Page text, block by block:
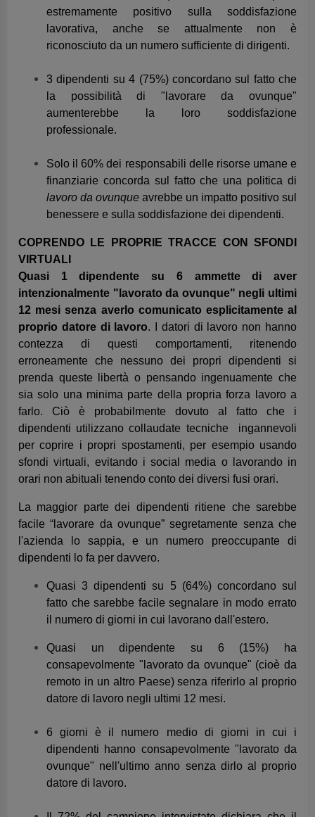
professionale.
Solo il 60% dei responsabili delle risorse umane e
lavoro da ovunque avrebbe un impatto positivo sul
benessere e sulla soddisfazione dei dipendenti.
COPRENDO LE PROPRIE TRACCE CON SFONDI
Quasi 1 dipendente su 6 ammette di aver
intenzionalmente "lavorato da ovunque" negli ultimi
12 mesi senza averlo comunicato esplicitamente al
proprio datore di lavoro
. I datori di lavoro non hanno
erroneamente che nessuno dei propri dipendenti si
prenda queste libertà o pensando ingenuamente che
sia solo una minima parte della propria forza lavoro a
farlo. Ciò è probabilmente dovuto al fatto che i
dipendenti utilizzano collaudate tecniche ingannevoli
per coprire i propri spostamenti, per esempio usando
sfondi virtuali, evitando i social media o lavorando in
orari non abituali tenendo conto dei diversi fusi orari.
La maggior parte dei dipendenti ritiene che sarebbe
facile “lavorare da ovunque” segretamente senza che
l'azienda lo sappia, e un numero preoccupante di
dipendenti lo fa per davvero.
Quasi 3 dipendenti su 5 (64%) concordano sul
fatto che sarebbe facile segnalare in modo errato
il numero di giorni in cui lavorano dall'estero.
Quasi un dipendente su 6 (15%) ha
consapevolmente "lavorato da ovunque" (cioè da
remoto in un altro Paese) senza riferirlo al proprio
datore di lavoro negli ultimi 12 mesi.
6 giorni è il numero medio di giorni in cui i
ovunque" nell'ultimo anno senza dirlo al proprio
datore di lavoro.
Il 72% del campione intervistato dichiara che il
fascino perché permetterebbe di “prolungare le
vacanze".
I dirigenti sono fortemente preoccupati dalla